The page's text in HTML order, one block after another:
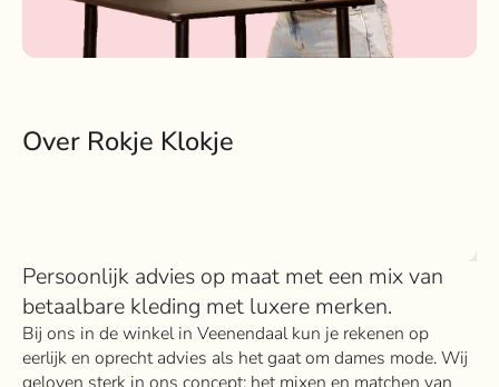
Over Rokje Klokje
Persoonlijk advies op maat met een mix van
betaalbare kleding met luxere merken.
Bij ons in de winkel in Veenendaal kun je rekenen op
eerlijk en oprecht advies als het gaat om dames mode. Wij